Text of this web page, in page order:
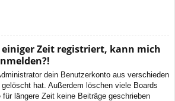
Zeit registriert, kann mich
dein Benutzerkonto aus verschieden
hat. Außerdem löschen viele Boards
längere Zeit keine Beiträge geschrieben